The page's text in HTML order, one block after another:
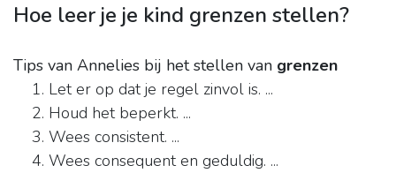
Hoe leer je je kind grenzen stellen?
Tips van Annelies bij het stellen van grenzen
Let er op dat je regel zinvol is. ...
Houd het beperkt. ...
Wees consistent. ...
Wees consequent en geduldig. ...